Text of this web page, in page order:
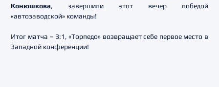
Конюшкова, завершили этот вечер победой
«автозаводской» команды!
Итог матча – 3:1, «Торпедо» возвращает себе первое место в
Западной конференции!